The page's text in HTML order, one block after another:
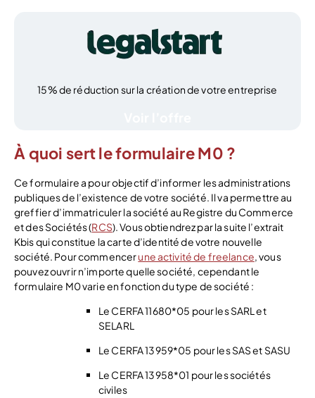
15% de réduction sur la création de votre entreprise
À quoi sert le formulaire M0 ?
Ce formulaire a pour objectif d’informer les administrations
publiques de l’existence de votre société. Il va permettre au
greffier d’immatriculer la société au Registre du Commerce
et des Sociétés (RCS). Vous obtiendrez par la suite l’extrait
Kbis qui constitue la carte d’identité de votre nouvelle
société. Pour commencerune activité de freelance, vous
pouvez ouvrir n’importe quelle société, cependant le
formulaire M0 varie en fonction du type de société :
Le CERFA 11680*05 pour les SARL et
SELARL
Le CERFA 13959*05 pour les SAS et SASU
Le CERFA 13958*01 pour les sociétés
civiles